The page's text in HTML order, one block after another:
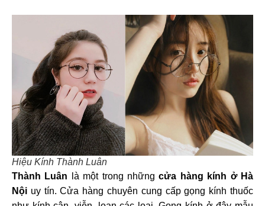
Hiệu Kính Thành Luân
Thành Luân là một trong nhữngcửa hàng kính ở Hà
Nội uy tín. Cửa hàng chuyên cung cấp gọng kính thuốc